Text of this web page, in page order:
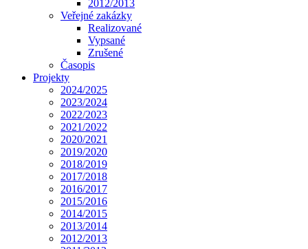
2012/2013
Veřejné zakázky
Realizované
Vypsané
Zrušené
Časopis
Projekty
2024/2025
2023/2024
2022/2023
2021/2022
2020/2021
2019/2020
2018/2019
2017/2018
2016/2017
2015/2016
2014/2015
2013/2014
2012/2013